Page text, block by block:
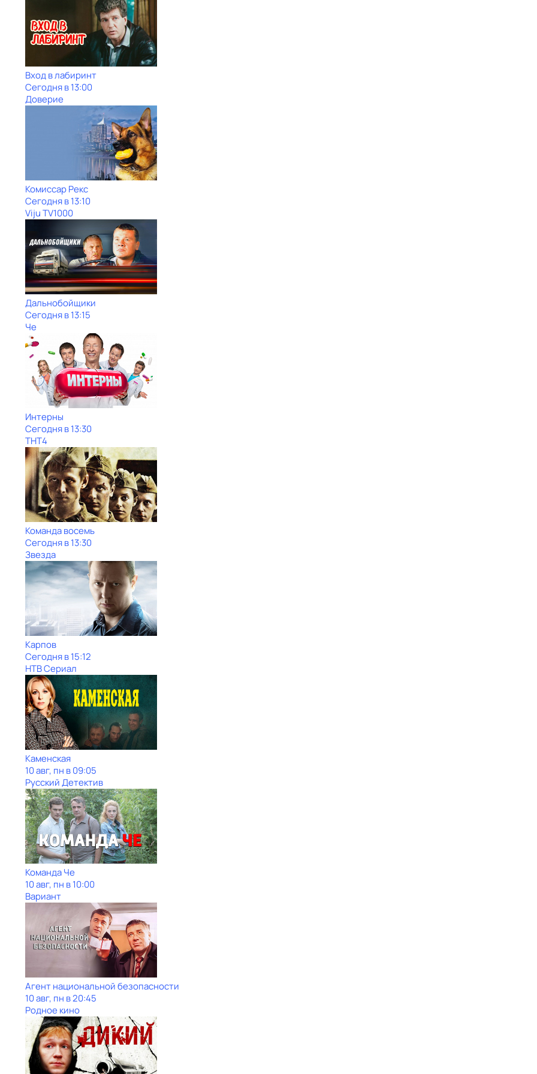
Вход в лабиринт
Сегодня в 13:00
Доверие
Комиссар Рекс
Сегодня в 13:10
Viju TV1000
Дальнобойщики
Сегодня в 13:15
Че
Интерны
Сегодня в 13:30
ТНТ4
Команда восемь
Сегодня в 13:30
Звезда
Карпов
Сегодня в 15:12
НТВ Сериал
Каменская
10 авг, пн в 09:05
Русский Детектив
Команда Че
10 авг, пн в 10:00
Вариант
Агент национальной безопасности
10 авг, пн в 20:45
Родное кино